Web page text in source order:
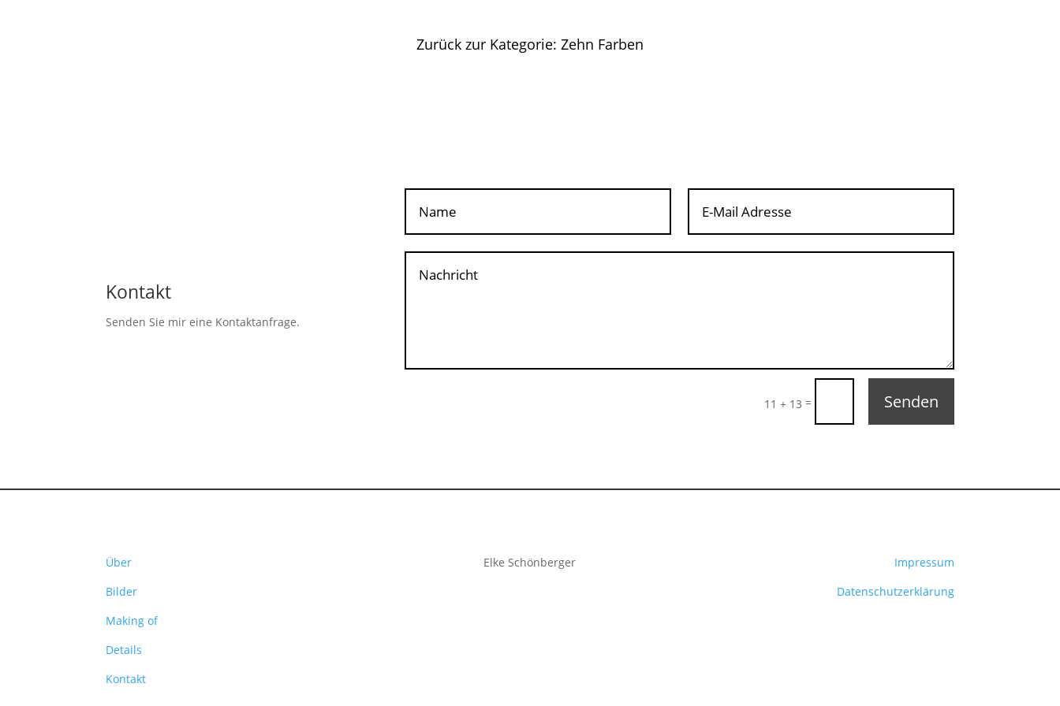
Zurück zur Kategorie: Zehn Farben
Kontakt
Senden Sie mir eine Kontaktanfrage.
11 + 13 = Senden
Über
Bilder
Making of
Details
Kontakt
Elke Schönberger
Impressum
Datenschutzerklärung